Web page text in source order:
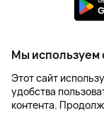
2023-
Мы используем
Этот сайт
удобства
контента.